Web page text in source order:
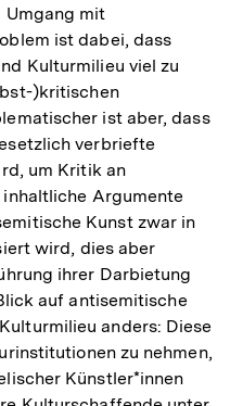
Umgang mit
ist dabei, dass
Kulturmilieu viel zu
)kritischen
ist aber, dass
verbriefte
um Kritik an
Argumente
Kunst zwar in
wird, dies aber
ihrer Darbietung
auf antisemitische
anders: Diese
zu nehmen,
Künstler*innen